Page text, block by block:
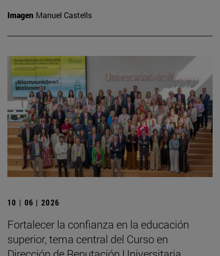
Imagen Manuel Castells
10 | 06 | 2026
Fortalecer la confianza en la educación
superior, tema central del Curso en